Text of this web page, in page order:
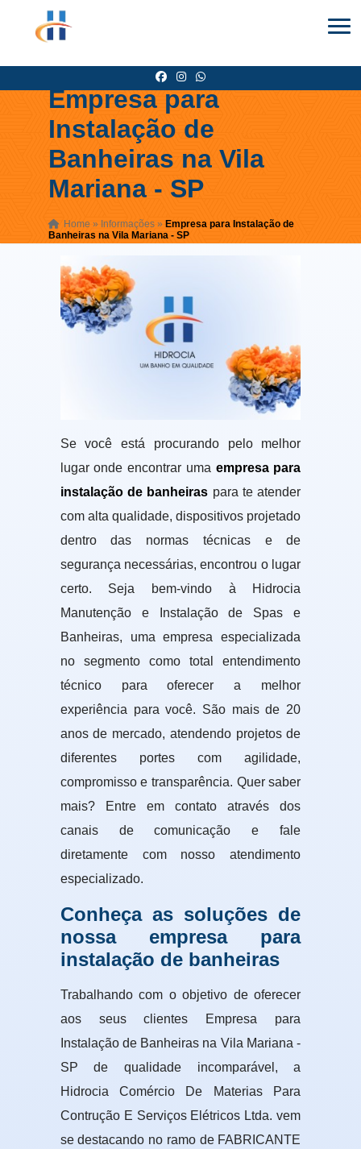
Empresa para
Instalação de
Banheiras na Vila
Mariana - SP
Home » Informações » Empresa para Instalação de
Banheiras na Vila Mariana - SP
Se você está procurando pelo melhor
lugar onde encontrar uma empresa para
instalação de banheiras para te atender
com alta qualidade, dispositivos projetado
dentro das normas técnicas e de
segurança necessárias, encontrou o lugar
certo. Seja bem-vindo à Hidrocia
Manutenção e Instalação de Spas e
Banheiras, uma empresa especializada
no segmento como total entendimento
técnico para oferecer a melhor
experiência para você. São mais de 20
anos de mercado, atendendo projetos de
diferentes portes com agilidade,
compromisso e transparência. Quer saber
mais? Entre em contato através dos
canais de comunicação e fale
diretamente com nosso atendimento
especializado.
Conheça as soluções de
nossa empresa para
instalação de banheiras
Trabalhando com o objetivo de oferecer
aos seus clientes Empresa para
Instalação de Banheiras na Vila Mariana -
SP de qualidade incomparável, a
Hidrocia Comércio De Materias Para
Contrução E Serviços Elétricos Ltda. vem
se destacando no ramo de FABRICANTE